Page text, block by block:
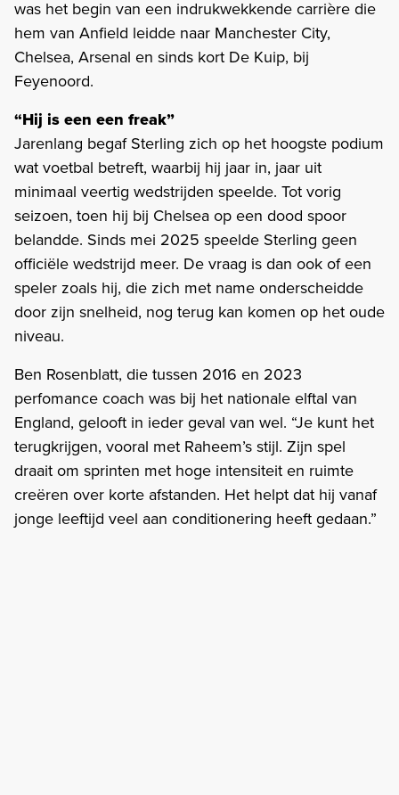
was het begin van een indrukwekkende carrière die
hem van Anfield leidde naar Manchester City,
Chelsea, Arsenal en sinds kort De Kuip, bij
Feyenoord.
“Hij is een een freak”
Jarenlang begaf Sterling zich op het hoogste podium
wat voetbal betreft, waarbij hij jaar in, jaar uit
minimaal veertig wedstrijden speelde. Tot vorig
seizoen, toen hij bij Chelsea op een dood spoor
belandde. Sinds mei 2025 speelde Sterling geen
officiële wedstrijd meer. De vraag is dan ook of een
speler zoals hij, die zich met name onderscheidde
door zijn snelheid, nog terug kan komen op het oude
niveau.
Ben Rosenblatt, die tussen 2016 en 2023
perfomance coach was bij het nationale elftal van
England, gelooft in ieder geval van wel. “Je kunt het
terugkrijgen, vooral met Raheem’s stijl. Zijn spel
draait om sprinten met hoge intensiteit en ruimte
creëren over korte afstanden. Het helpt dat hij vanaf
jonge leeftijd veel aan conditionering heeft gedaan.”